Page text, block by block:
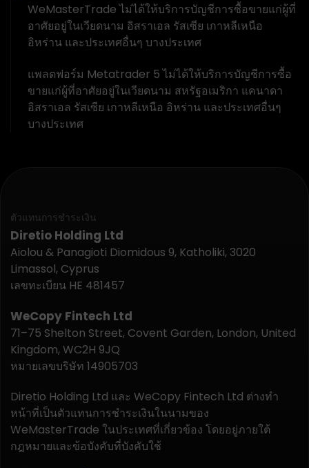
WeMasterTrade ไม่ได้ให้บริการบัญชีการซื้อขายแก่ผู้ที่
อาศัยอยู่ในเวียดนาม อิสราเอล รัสเซีย เกาหลีเหนือ
อิหร่าน และประเทศอื่นๆ บางประเทศ
แพลตฟอร์ม Metatrader 5 ไม่ได้ให้บริการบัญชีการซื้อ
ขายแก่ผู้ที่อาศัยอยู่ในเวียดนาม สหรัฐอเมริกา แคนาดา
อิสราเอล รัสเซีย เกาหลีเหนือ อิหร่าน และประเทศอื่นๆ
บางประเทศ
ตัวแทนการชำระเงิน
Diretio Holding Ltd
Aiolou & Panagioti Diomidous 9, Katholiki, 3020
Limassol, Cyprus
เลขทะเบียน HE 481457
WeCopy Fintech Ltd
71–75 Shelton Street, Covent Garden, London, United
Kingdom, WC2H 9JQ
หมายเลขบริษัท 14905703
Diretio Holding Ltd และ WeCopy Fintech Ltd ต่างทำ
หน้าที่เป็นตัวแทนการชำระเงินในนามของ
WeMasterTrade ในประเทศที่เกี่ยวข้อง โดยอยู่ภายใต้
กฎหมายและข้อบังคับที่บังคับใช้